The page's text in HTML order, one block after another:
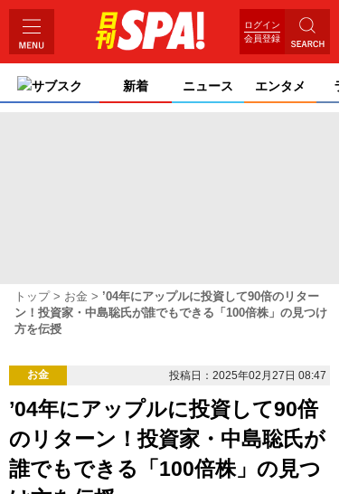
ログイン
会員登録
サブスク 新着 ニュース エンタメ ライ
トップ お金
’04年にアップルに投資して90倍のリター
ン！投資家・中島聡氏が誰でもできる「100倍株」の見つけ
方を伝授
お金 投稿日：2025年02月27日 08:47
’04年にアップルに投資して90倍
のリターン！投資家・中島聡氏が
誰でもできる「100倍株」の見つ